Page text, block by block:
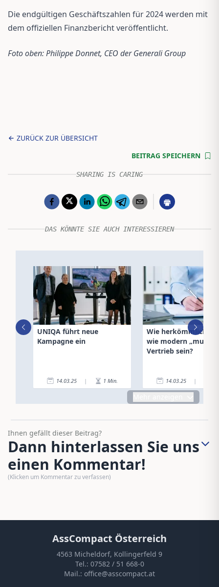
Die endgültigen Geschäftszahlen für 2024 werden mit
dem offiziellen Finanzbericht veröffentlicht.
Foto oben: Philippe Donnet, CEO der Generali Group
ZURÜCK ZUR ÜBERSICHT
BEITRAG SPEICHERN
SHARING IS CARING
DAS KÖNNTE SIE AUCH INTERESSIEREN
UNIQA führt neue
Kampagne ein
14.03.25 | 1 Min.
Wie herkömmlich
wie modern „muss“
Vertrieb sein?
14.03.25 |
Ihnen gefällt dieser Beitrag?
Dann hinterlassen Sie uns
einen Kommentar!
(Klicken um Kommentar zu verfassen)
AssCompact Österreich
4563 Micheldorf, Kollingerfeld 9
Tel.: 07582 / 51 668-0
Mail.: office@asscompact.at